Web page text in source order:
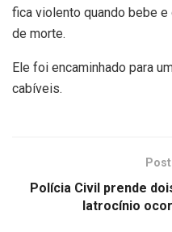
fica violento quando bebe e
de morte.
Ele foi encaminhado para
cabíveis.
Polícia Civil prende
latrocínio